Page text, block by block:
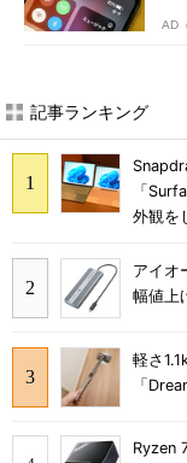
AD
記事ランキング
「
外観を
アイオ
幅値上
軽さ
「
Ryzen